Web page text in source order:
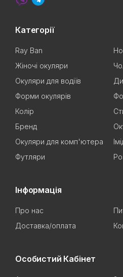
Категорії
Ray Ban
Жіночі окуляри
Окуляри для водіїв
Форми окулярів
Колір
Бренд
Окуляри для комп'ютера
Футляри
Інформація
Про нас
Доставка/оплата
Особистий Кабінет